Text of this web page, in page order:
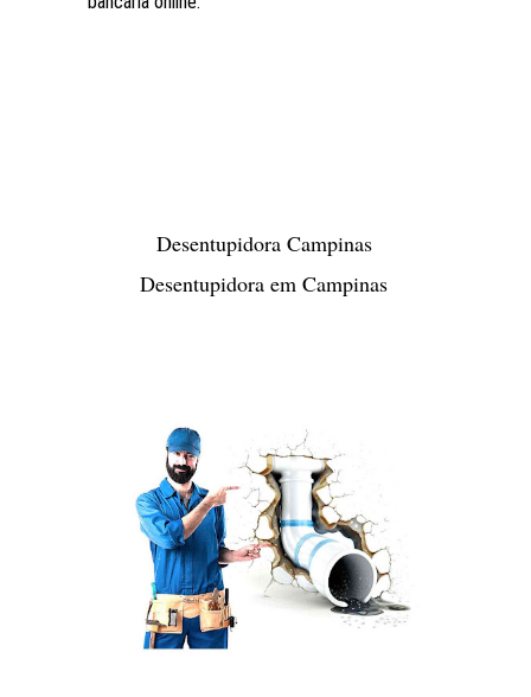
Desentupidora Campinas
Desentupidora em Campinas